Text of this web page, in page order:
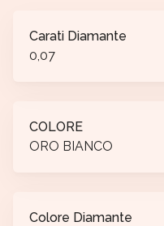
Carati Diamante
0,07
COLORE
ORO BIANCO
Colore Diamante